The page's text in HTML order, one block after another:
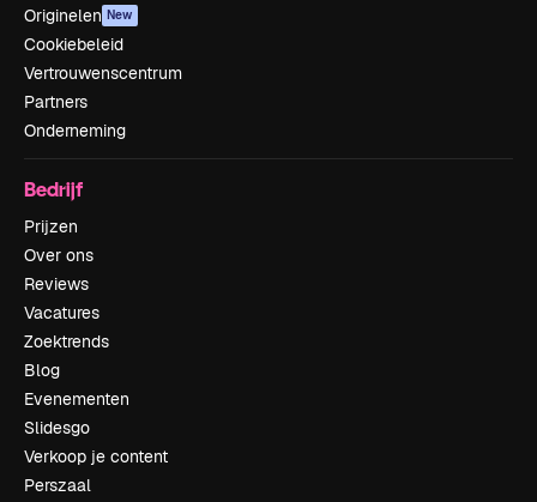
Originelen New
Cookiebeleid
Vertrouwenscentrum
Partners
Onderneming
Bedrijf
Prijzen
Over ons
Reviews
Vacatures
Zoektrends
Blog
Evenementen
Slidesgo
Verkoop je content
Perszaal